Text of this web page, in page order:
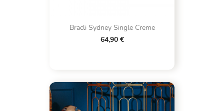
Bracli Sydney Single Creme
64,90 €